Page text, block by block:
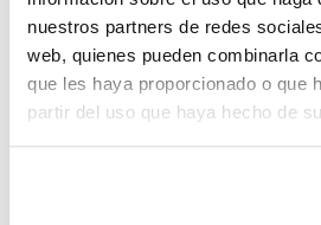
nuestros partners de redes
web, quienes pueden combinarla
que les haya proporcionado o que
partir del uso que haya hecho de
disfruta de
un 10% de descuento
Si, he leído y acepto la política de